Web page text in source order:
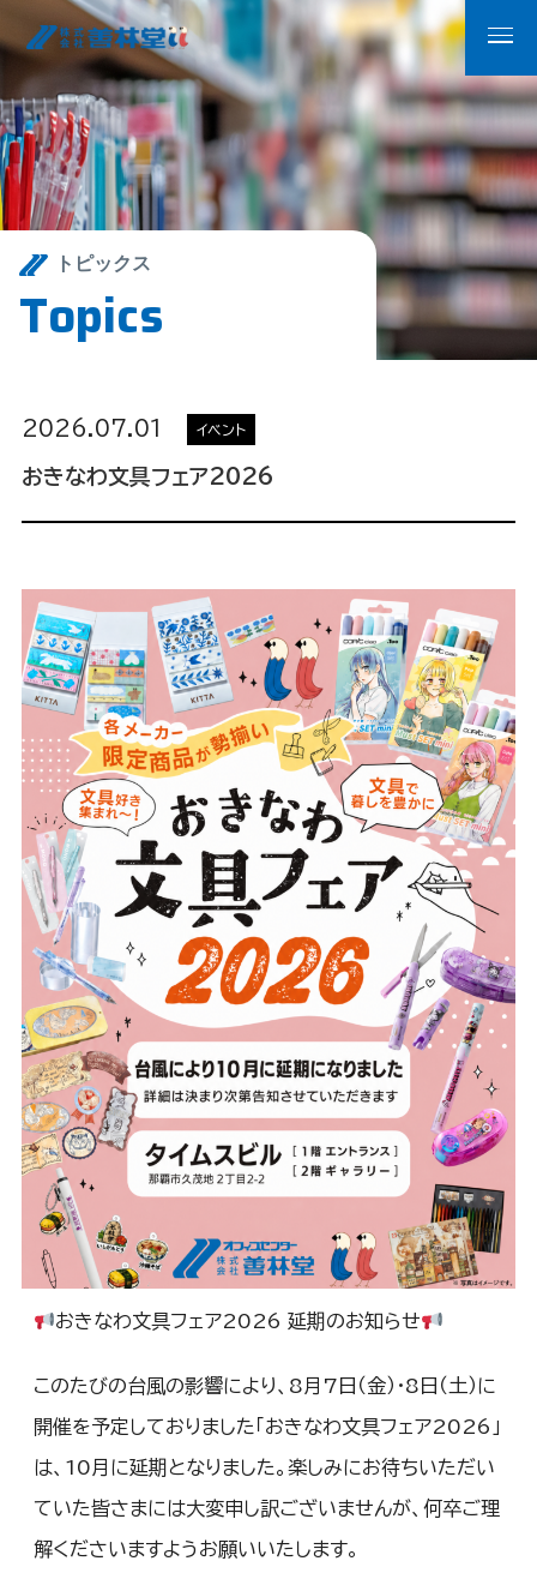
トピックス
Topics
おきなわ文具フェア2026
2026.07.01 イベント
おきなわ文具フェア2026 延期のお知らせ
このたびの台風の影響により、8月7日（金）・8日（土）に
開催を予定しておりました「おきなわ文具フェア2026」
は、10月に延期となりました。楽しみにお待ちいただい
ていた皆さまには大変申し訳ございませんが、何卒ご理
解くださいますようお願いいたします。